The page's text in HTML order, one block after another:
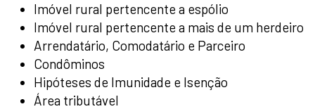
Imóvel rural pertencente a espólio
Imóvel rural pertencente a mais de um herdeiro
Arrendatário, Comodatário e Parceiro
Condôminos
Hipóteses de Imunidade e Isenção
Área tributável